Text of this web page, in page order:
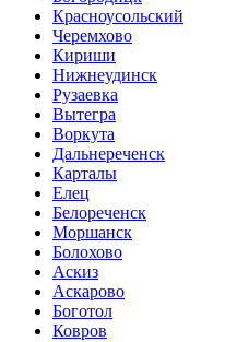
Красноусольский
Черемхово
Кириши
Нижнеудинск
Рузаевка
Вытегра
Воркута
Дальнереченск
Карталы
Елец
Белореченск
Моршанск
Болохово
Аскиз
Аскарово
Боготол
Ковров